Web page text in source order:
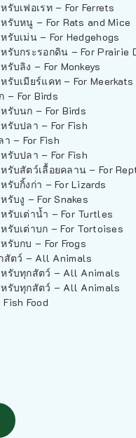
รับเฟอเรท – For Ferrets
รับหนู – For Rats and Mice
รับเม่น – For Hedgehogs
รับกระรอกดิน – For Prairie
รับลิง – For Monkeys
รับเมียร์แคท – For Meerkats
– For Birds
รับนก – For Birds
รับปลา – For Fish
– For Fish
รับปลา – For Fish
รับสัตว์เลื้อยคลาน – For
รับกิ้งก่า – For Lizards
รับงู – For Snakes
รับเต่าน้ำ – For Turtles
รับเต่าบก – For Tortoises
รับกบ – For Frogs
สัตว์ – All Animals
รับทุกสัตว์ – All Animals
รับทุกสัตว์ – All Animals
Food